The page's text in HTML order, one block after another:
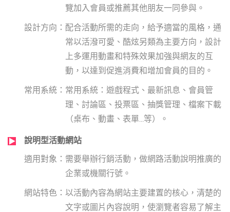
覽加入會員或推薦其他朋友一同參與。
配合活動所需的走向，給予適當的風格，通
常以活潑可愛、酷炫另類為主要方向，設計
上多運用動畫和特殊效果加強與網友的互
動，以達到促進消費和增加會員的目的。
常用系統：遊戲程式、最新訊息、會員管
理、討論區、投票區、抽獎管理、檔案下載
（桌布、動畫、表單…等）。
說明型活動網站
需要舉辦行銷活動，做網路活動說明推廣的
企業或機關行號。
以活動內容為網站主要建置的核心，清楚的
文字或圖片內容說明，使瀏覽者容易了解主